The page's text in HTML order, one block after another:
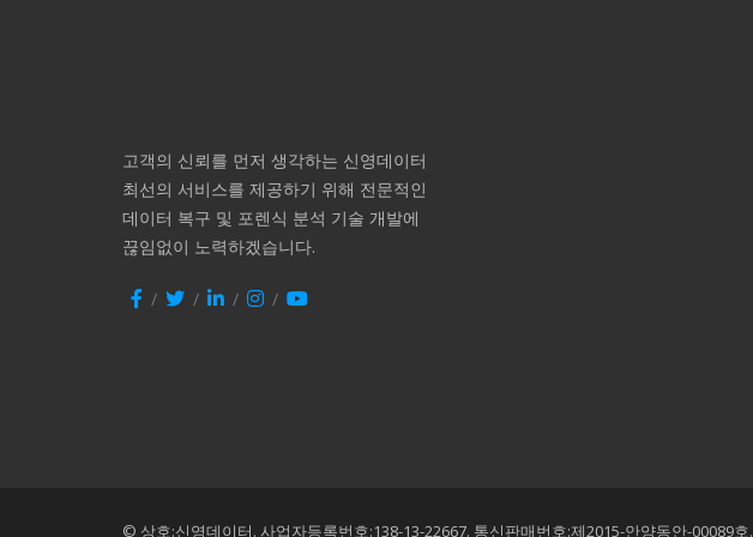
고객의 신뢰를 먼저 생각하는 신영데이터
최선의 서비스를 제공하기 위해 전문적인
데이터 복구 및 포렌식 분석 기술 개발에
끊임없이 노력하겠습니다.
© 상호:신영데이터. 사업자등록번호:138-13-22667. 통신판매번호:제2015-안양동안-00089호.